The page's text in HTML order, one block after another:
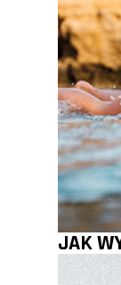
JAK